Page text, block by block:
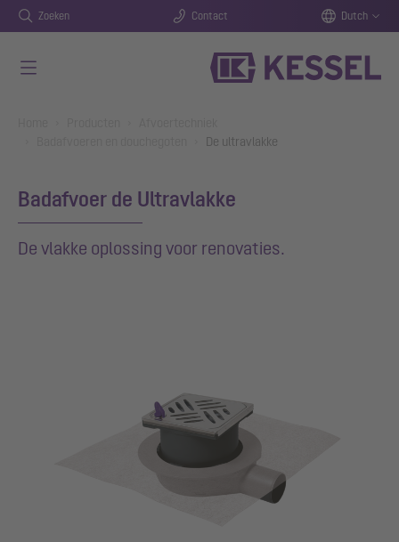
Zoeken Contact Dutch
De ultravlakke
Badafvoer de Ultravlakke
De vlakke oplossing voor renovaties.